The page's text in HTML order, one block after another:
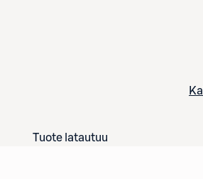
Tuote latautuu